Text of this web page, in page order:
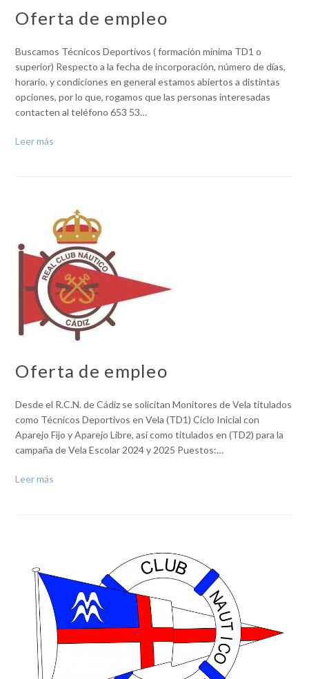
Oferta de empleo
Buscamos Técnicos Deportivos ( formación mínima TD1 o
superior) Respecto a la fecha de incorporación, número de días,
horario, y condiciones en general estamos abiertos a distintas
opciones, por lo que, rogamos que las personas interesadas
contacten al teléfono 653 53…
Leer más
Oferta de empleo
Desde el R.C.N. de Cádiz se solicitan Monitores de Vela titulados
como Técnicos Deportivos en Vela (TD1) Ciclo Inicial con
Aparejo Fijo y Aparejo Libre, así como titulados en (TD2) para la
campaña de Vela Escolar 2024 y 2025 Puestos:…
Leer más